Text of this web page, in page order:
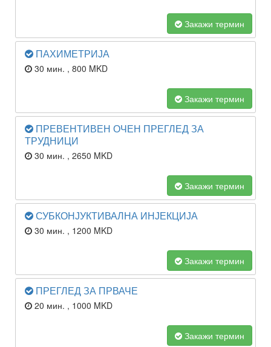
Закажи термин
ПАХИМЕТРИЈА
30 мин. , 800 MKD
Закажи термин
ПРЕВЕНТИВЕН ОЧЕН ПРЕГЛЕД ЗА
ТРУДНИЦИ
30 мин. , 2650 MKD
Закажи термин
СУБКОНЈУКТИВАЛНА ИНЈЕКЦИЈА
30 мин. , 1200 MKD
Закажи термин
ПРЕГЛЕД ЗА ПРВАЧЕ
20 мин. , 1000 MKD
Закажи термин